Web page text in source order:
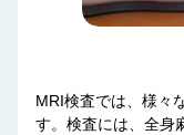
MRI検査では、様々
す。検査には、全身